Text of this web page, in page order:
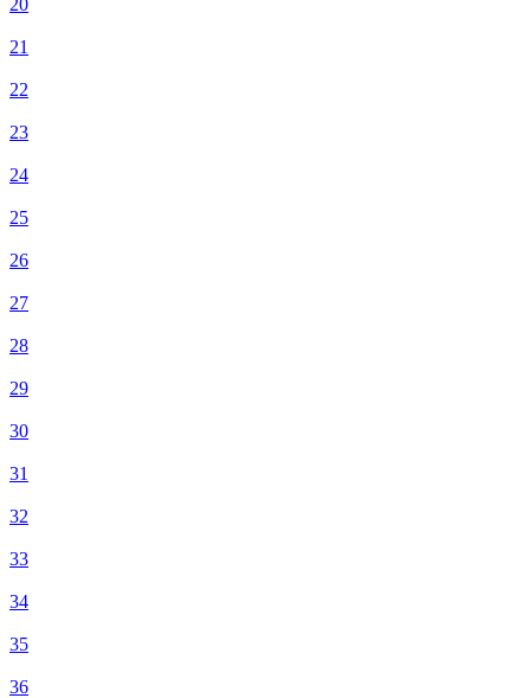
21
22
23
24
25
26
27
28
29
30
31
32
33
34
35
36